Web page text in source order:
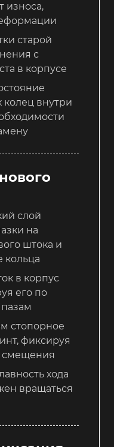
износа,
старой
с
в корпусе
колец внутри
слой
на
штока и
кольца
в корпус
его по
стопорное
фиксируя
смещения
хода
вращаться